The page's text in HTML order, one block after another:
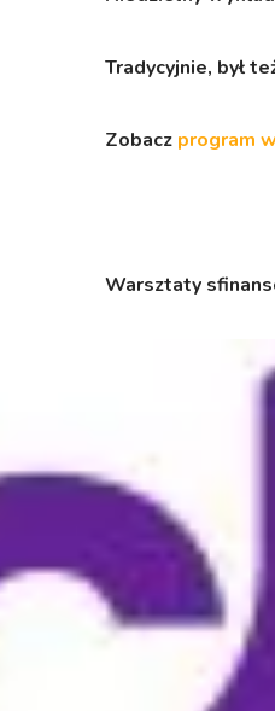
Tradycyjnie, był
Zobacz program
Warsztaty